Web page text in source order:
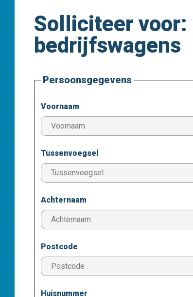
Solliciteer voor:
bedrijfswagens
Persoonsgegevens
Voornaam
Tussenvoegsel
Achternaam
Postcode
Huisnummer